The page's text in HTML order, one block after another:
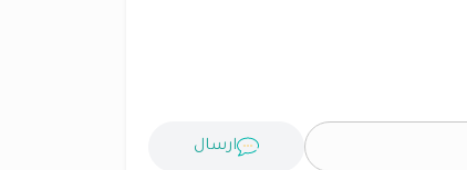
ارسال